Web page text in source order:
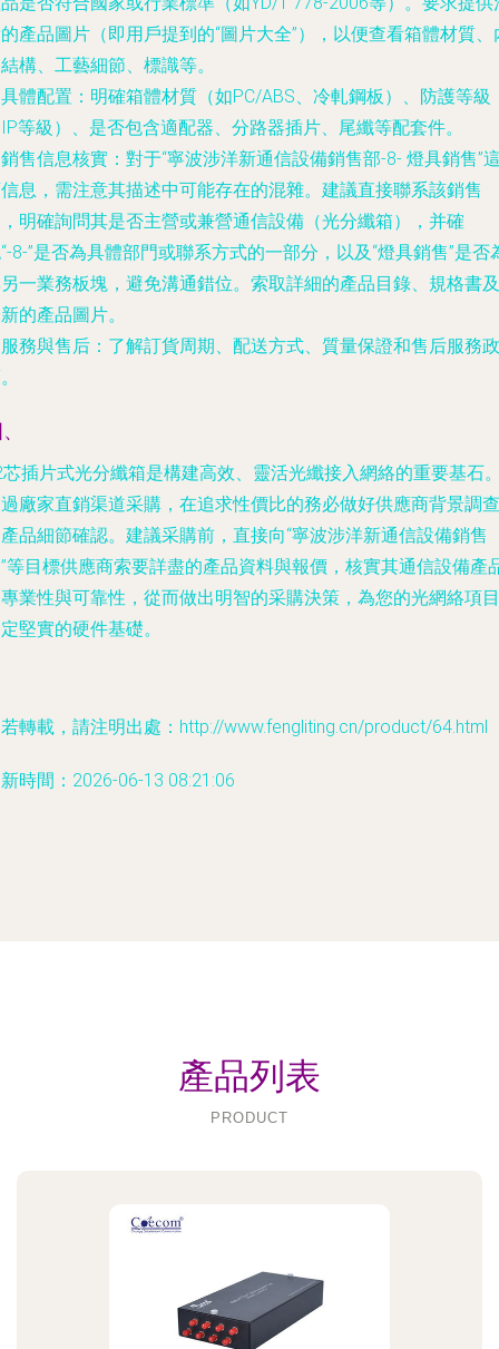
產品圖片 （即用戶提到的“圖片大全”），以便查看箱體材質、
構、工藝細節、標識等。
具體配置 ：明確箱體材質（如PC/ABS、冷軋鋼板）、防護等級
等級）、是否包含適配器、分路器插片、尾纖等配套件。
銷售信息核實 ：對于“寧波涉洋新通信設備銷售部-8- 燈具銷售”
息，需注意其描述中可能存在的混雜。建議直接聯系該銷售
明確詢問其是否主營或兼營通信設備（光分纖箱），并確
8-”是否為具體部門或聯系方式的一部分，以及“燈具銷售”是否
一業務板塊，避免溝通錯位。索取詳細的產品目錄、規格書及
的產品圖片。
服務與售后 ：了解訂貨周期、配送方式、質量保證和售后服務政
插片式光分纖箱是構建高效、靈活光纖接入網絡的重要基石
廠家直銷渠道采購，在追求性價比的務必做好供應商背景調查
品細節確認。建議采購前，直接向“寧波涉洋新通信設備銷售
等目標供應商索要詳盡的產品資料與報價，核實其通信設備產
業性與可靠性，從而做出明智的采購決策，為您的光網絡項目
堅實的硬件基礎。
轉載，請注明出處：http://www.fengliting.cn/product/64.html
時間：2026-06-13 08:21:06
產品列表
PRODUCT